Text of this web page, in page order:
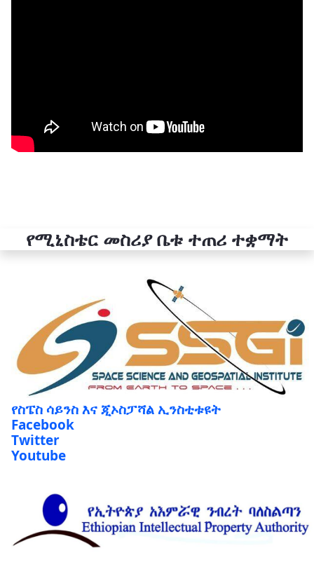
የሚኒስቴር መስሪያ ቤቱ ተጠሪ ተቋማት
የስፔስ ሳይንስ እና ጂኦስፓሻል ኢንስቲቱዩት
Facebook
Twitter
Youtube